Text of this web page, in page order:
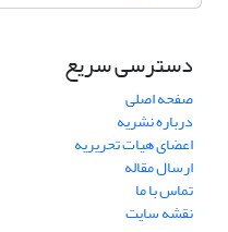
دسترسی سریع
صفحه اصلی
درباره نشریه
اعضای هیات تحریریه
ارسال مقاله
تماس با ما
نقشه سایت